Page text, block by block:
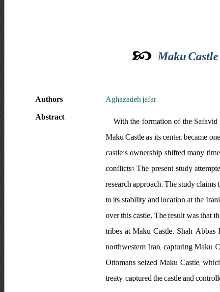
Maku
Authors
Aghazadeh jafar
Abstract
With the formation of the
Maku Castle as its center, became
castle’s ownership shifted many
conflicts? The present study
research approach. The study
to its stability and location at the
over this castle. The result was that
tribes at Maku Castle. Shah
northwestern Iran, capturing Maku
Ottomans seized Maku Castle,
treaty, captured the castle and